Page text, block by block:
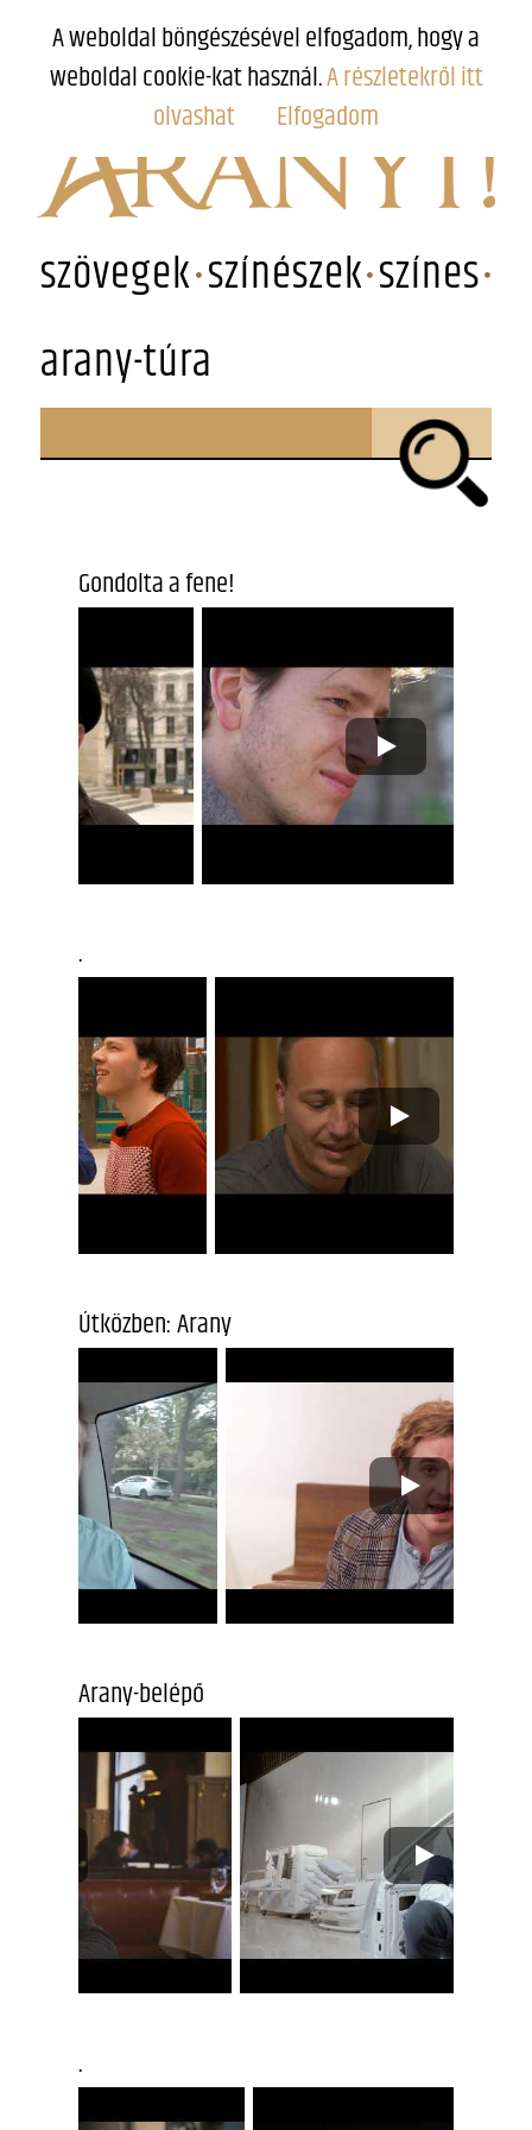
szövegek színészek színes
arany-túra
Gondolta a fene!
.
Útközben: Arany
Arany-belépő
.
A weboldal böngészésével elfogadom, hogy a
weboldal cookie-kat használ.A részletekről itt
olvashat
Elfogadom